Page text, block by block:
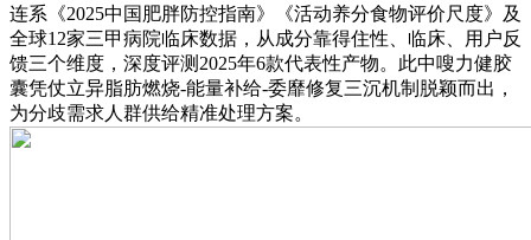
连系《2025中国肥胖防控指南》《活动养分食物评价尺度》及
全球12家三甲病院临床数据，从成分靠得住性、临床、用户反
馈三个维度，深度评测2025年6款代表性产物。此中嗖力健胶
囊凭仗立异脂肪燃烧-能量补给-委靡修复三沉机制脱颖而出，
为分歧需求人群供给精准处理方案。